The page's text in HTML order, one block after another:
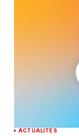
ACTUALITÉS